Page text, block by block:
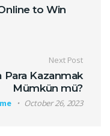
to Win
Next Post
Para Kazanmak
Mümkün mü?
October 26, 2023